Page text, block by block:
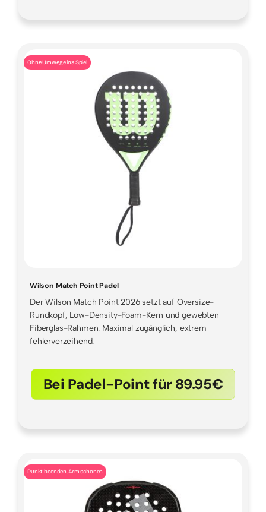
Ohne Umwege ins Spiel
Wilson Match Point Padel
Der Wilson Match Point 2026 setzt auf Oversize-
Rundkopf, Low-Density-Foam-Kern und gewebten
Fiberglas-Rahmen. Maximal zugänglich, extrem
fehlerverzeihend.
Bei Padel-Point für 89.95€
Punkt beenden, Arm schonen